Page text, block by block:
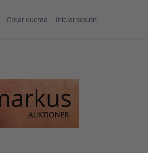
Crear cuenta Iniciar sesión